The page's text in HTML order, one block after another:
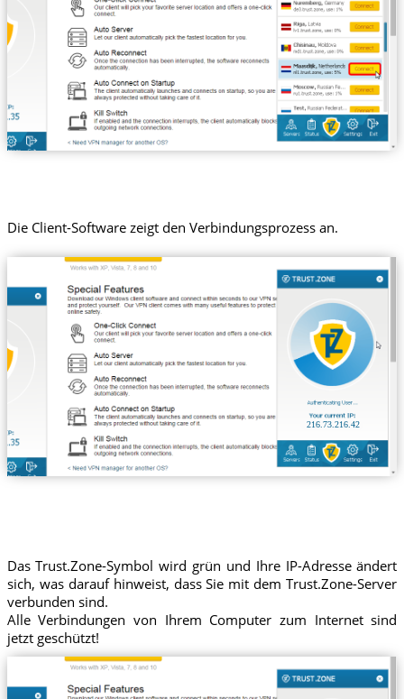
Die Client-Software zeigt den Verbindungsprozess an.
216.73.216.42
Das Trust.Zone-Symbol wird grün und Ihre IP-Adresse ändert
sich, was darauf hinweist, dass Sie mit dem Trust.Zone-Server
verbunden sind.
Alle Verbindungen von Ihrem Computer zum Internet sind
jetzt geschützt!